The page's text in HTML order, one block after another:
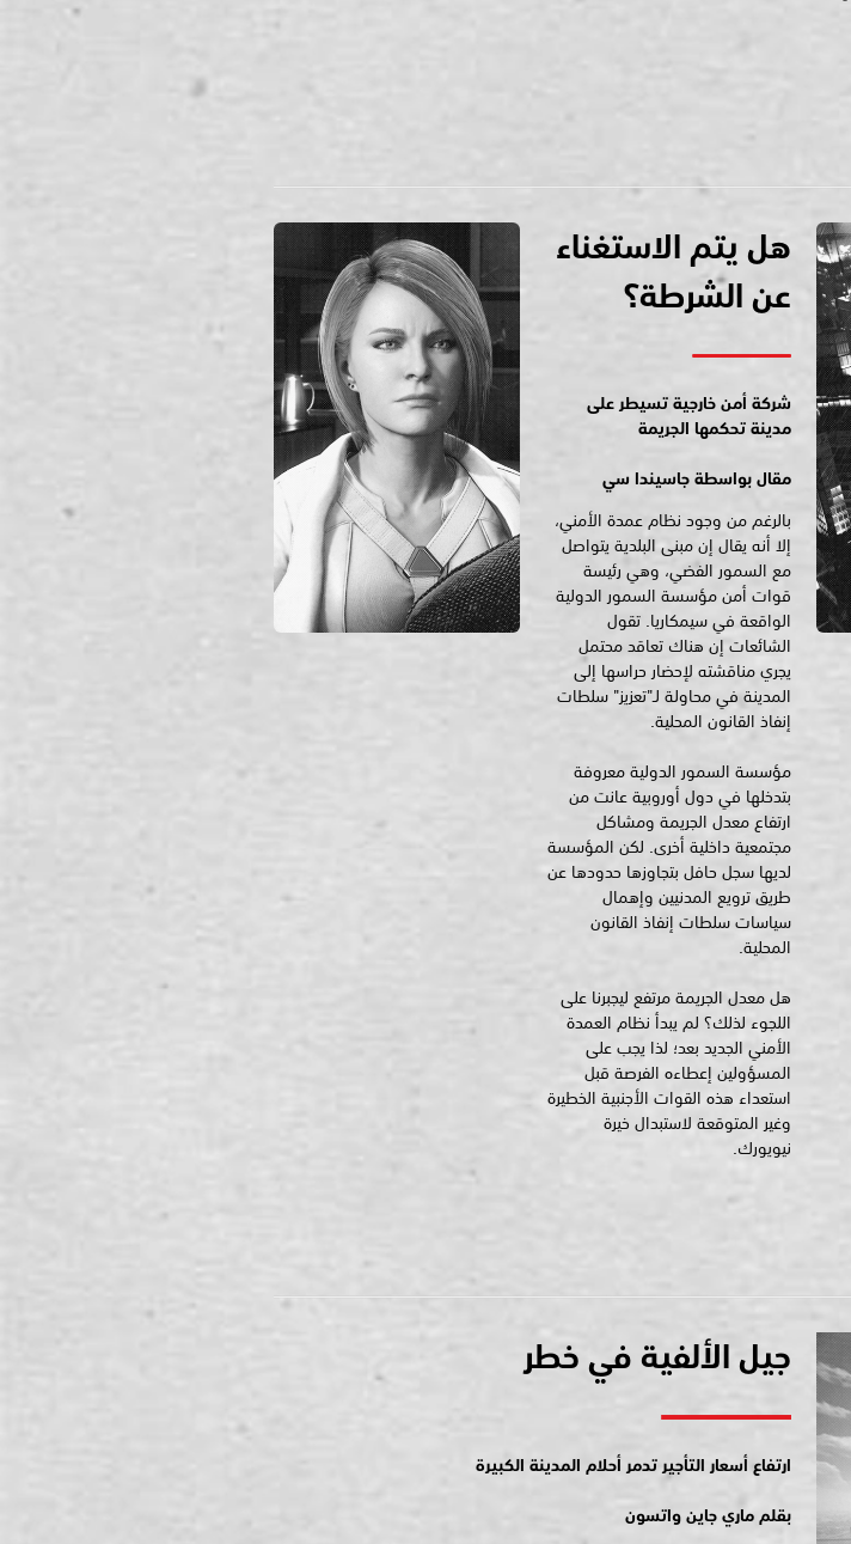
هل يتم الاستغناء
عن الشرطة؟
شركة أمن خارجية تسيطر على
مدينة تحكمها الجريمة
مقال بواسطة جاسيندا سي
بالرغم من وجود نظام عمدة الأمني،
إلا أنه يقال إن مبنى البلدية يتواصل
مع السمور الفضي، وهي رئيسة
قوات أمن مؤسسة السمور الدولية
الواقعة في سيمكاريا. تقول
الشائعات إن هناك تعاقد محتمل
يجري مناقشته لإحضار حراسها إلى
المدينة في محاولة لـ"تعزيز" سلطات
إنفاذ القانون المحلية.
مؤسسة السمور الدولية معروفة
بتدخلها في دول أوروبية عانت من
ارتفاع معدل الجريمة ومشاكل
مجتمعية داخلية أخرى. لكن المؤسسة
لديها سجل حافل بتجاوزها حدودها عن
طريق ترويع المدنيين وإهمال
سياسات سلطات إنفاذ القانون
المحلية.
هل معدل الجريمة مرتفع ليجبرنا على
اللجوء لذلك؟ لم يبدأ نظام العمدة
الأمني الجديد بعد؛ لذا يجب على
المسؤولين إعطاءه الفرصة قبل
استعداء هذه القوات الأجنبية الخطيرة
وغير المتوقعة لاستبدال خيرة
نيويورك.
جيل الألفية في خطر
ارتفاع أسعار التأجير تدمر أحلام المدينة الكبيرة
بقلم ماري جاين واتسون